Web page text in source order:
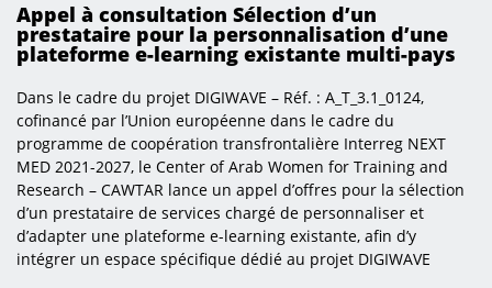
Appel à consultation Sélection d’un
prestataire pour la personnalisation d’une
plateforme e-learning existante multi-pays
Dans le cadre du projet DIGIWAVE – Réf. : A_T_3.1_0124,
cofinancé par l’Union européenne dans le cadre du
programme de coopération transfrontalière Interreg NEXT
MED 2021-2027, le Center of Arab Women for Training and
Research – CAWTAR lance un appel d’offres pour la sélection
d’un prestataire de services chargé de personnaliser et
d’adapter une plateforme e-learning existante, afin d’y
intégrer un espace spécifique dédié au projet DIGIWAVE